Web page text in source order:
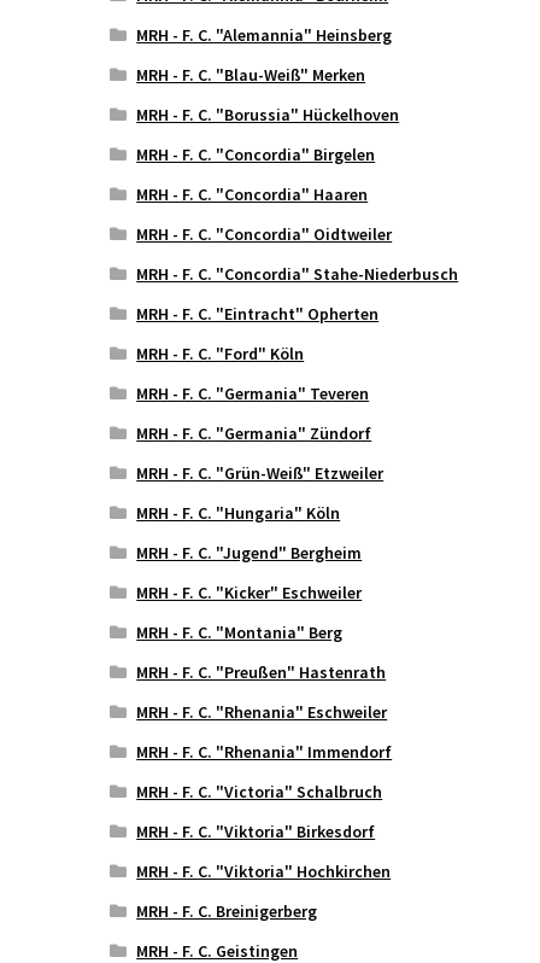
MRH - F. C. "Alemannia" Heinsberg
MRH - F. C. "Blau-Weiß" Merken
MRH - F. C. "Borussia" Hückelhoven
MRH - F. C. "Concordia" Birgelen
MRH - F. C. "Concordia" Haaren
MRH - F. C. "Concordia" Oidtweiler
MRH - F. C. "Concordia" Stahe-Niederbusch
MRH - F. C. "Eintracht" Opherten
MRH - F. C. "Ford" Köln
MRH - F. C. "Germania" Teveren
MRH - F. C. "Germania" Zündorf
MRH - F. C. "Grün-Weiß" Etzweiler
MRH - F. C. "Hungaria" Köln
MRH - F. C. "Jugend" Bergheim
MRH - F. C. "Kicker" Eschweiler
MRH - F. C. "Montania" Berg
MRH - F. C. "Preußen" Hastenrath
MRH - F. C. "Rhenania" Eschweiler
MRH - F. C. "Rhenania" Immendorf
MRH - F. C. "Victoria" Schalbruch
MRH - F. C. "Viktoria" Birkesdorf
MRH - F. C. "Viktoria" Hochkirchen
MRH - F. C. Breinigerberg
MRH - F. C. Geistingen